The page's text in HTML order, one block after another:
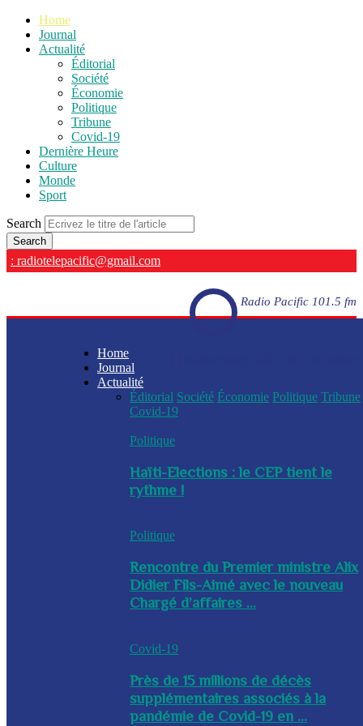
Home
Journal
Actualité
Éditorial
Société
Économie
Politique
Tribune
Covid-19
Dernière Heure
Culture
Monde
Sport
Search
: radiotelepacific@gmail.com
Radio Pacific 101.5 fm
Home
Journal
Actualité
Éditorial Société Économie Politique Tribune
Covid-19
Politique
Haïti-Elections : le CEP tient le
rythme !
Politique
Rencontre du Premier ministre Alix
Didier Fils-Aimé avec le nouveau
Chargé d’affaires ...
Covid-19
Près de 15 millions de décès
supplémentaires associés à la
pandémie de Covid-19 en ...